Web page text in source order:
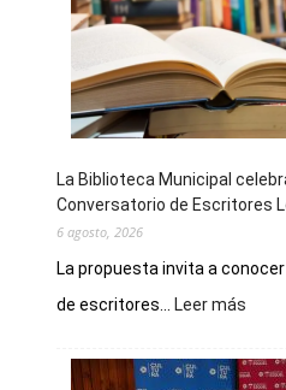
La Biblioteca Municipal
Conversatorio de Escritores
6 agosto, 2026
La propuesta invita a
de escritores...
Leer más